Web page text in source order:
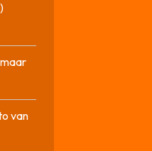
van